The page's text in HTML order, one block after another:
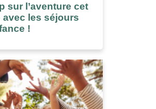
sur l’aventure cet
avec les séjours
!